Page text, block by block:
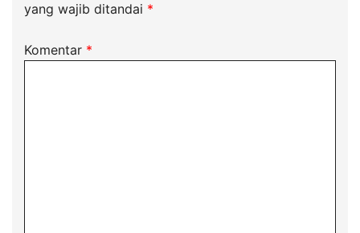
yang wajib ditandai *
Komentar *